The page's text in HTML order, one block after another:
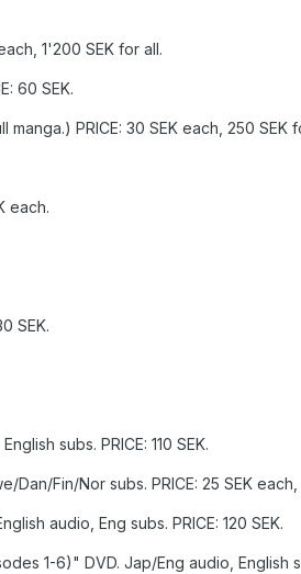
1'200 SEK for all.
60 SEK.
PRICE: 30 SEK each, 250 SEK
each.
SEK.
subs. PRICE: 110 SEK.
Fin/Nor subs. PRICE: 25 SEK each,
audio, Eng subs. PRICE: 120 SEK.
1-6)" DVD. Jap/Eng audio, English